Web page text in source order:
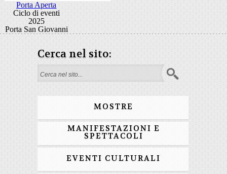
Porta Aperta
Ciclo di eventi
2025
Porta San Giovanni
Cerca nel sito:
Form di ricerca
MOSTRE
MANIFESTAZIONI E
SPETTACOLI
EVENTI CULTURALI